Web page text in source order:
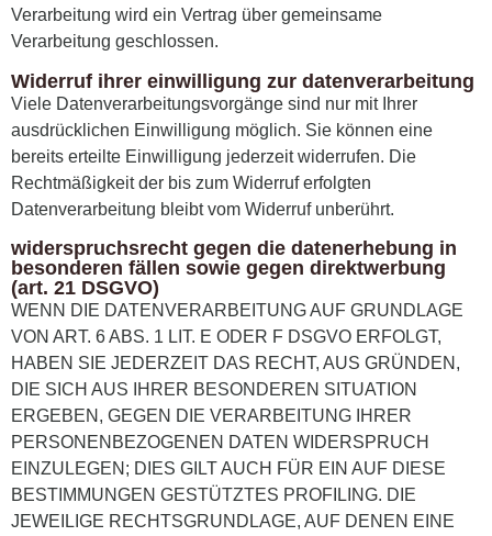
Verarbeitung wird ein Vertrag über gemeinsame
Verarbeitung geschlossen.
Widerruf ihrer einwilligung zur datenverarbeitung
Viele Datenverarbeitungsvorgänge sind nur mit Ihrer
ausdrücklichen Einwilligung möglich. Sie können eine
bereits erteilte Einwilligung jederzeit widerrufen. Die
Rechtmäßigkeit der bis zum Widerruf erfolgten
Datenverarbeitung bleibt vom Widerruf unberührt.
widerspruchsrecht gegen die datenerhebung in
besonderen fällen sowie gegen direktwerbung
(art. 21 DSGVO)
WENN DIE DATENVERARBEITUNG AUF GRUNDLAGE
VON ART. 6 ABS. 1 LIT. E ODER F DSGVO ERFOLGT,
HABEN SIE JEDERZEIT DAS RECHT, AUS GRÜNDEN,
DIE SICH AUS IHRER BESONDEREN SITUATION
ERGEBEN, GEGEN DIE VERARBEITUNG IHRER
PERSONENBEZOGENEN DATEN WIDERSPRUCH
EINZULEGEN; DIES GILT AUCH FÜR EIN AUF DIESE
BESTIMMUNGEN GESTÜTZTES PROFILING. DIE
JEWEILIGE RECHTSGRUNDLAGE, AUF DENEN EINE